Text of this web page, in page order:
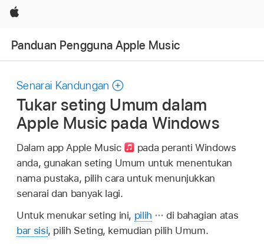
Apple
Panduan Pengguna Apple Music
Senarai Kandungan
Tukar seting Umum dalam
Apple Music pada Windows
Dalam app Apple Music
pada peranti Windows
anda, gunakan seting Umum untuk menentukan
nama pustaka, pilih cara untuk menunjukkan
senarai dan banyak lagi.
Untuk menukar seting ini, pilih
di bahagian atas
bar sisi, pilih Seting, kemudian pilih Umum.